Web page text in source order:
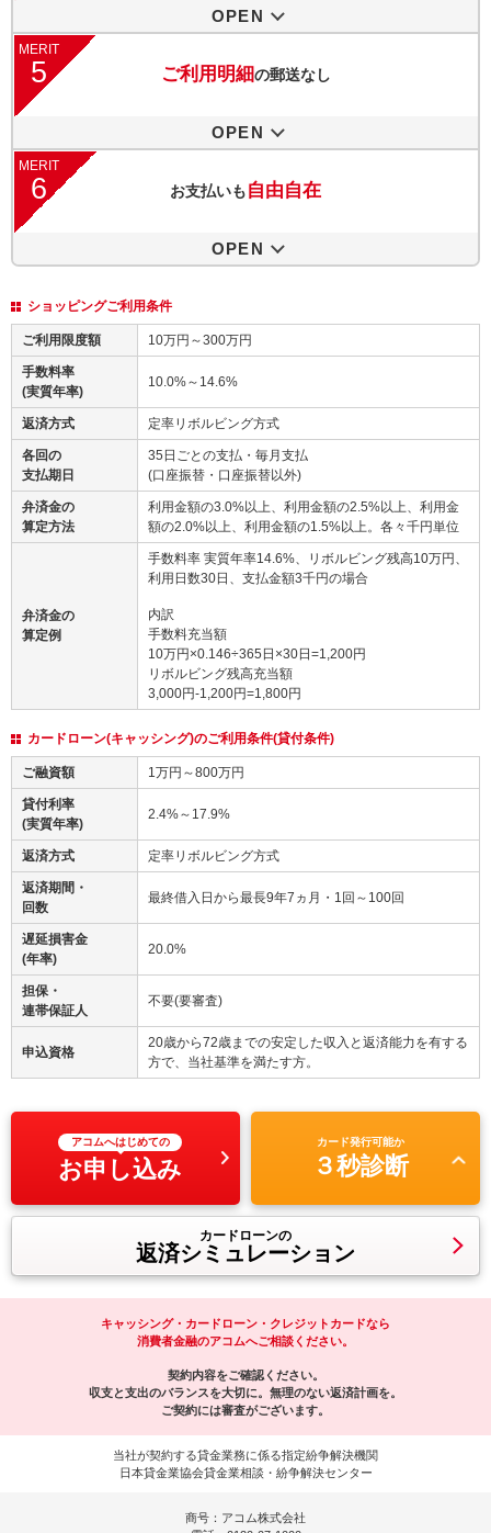
OPEN
MERIT
5 ご利用明細の郵送なし
OPEN
MERIT
6 お支払いも自由自在
OPEN
ショッピングご利用条件
ご利用限度額 10万円～300万円
手数料率
(実質年率)
10.0%～14.6%
返済方式 定率リボルビング方式
各回の
支払期日
35日ごとの支払・毎月支払
(口座振替・口座振替以外)
弁済金の
算定方法
利用金額の3.0%以上、利用金額の2.5%以上、利用金
額の2.0%以上、利用金額の1.5%以上。各々千円単位
弁済金の
算定例
手数料率 実質年率14.6%、リボルビング残高10万円、
利用日数30日、支払金額3千円の場合
内訳
手数料充当額
10万円×0.146÷365日×30日=1,200円
リボルビング残高充当額
3,000円-1,200円=1,800円
カードローン(キャッシング)のご利用条件(貸付条件)
ご融資額 1万円～800万円
貸付利率
(実質年率)
2.4%～17.9%
返済方式 定率リボルビング方式
返済期間・
回数
最終借入日から最長9年7ヵ月・1回～100回
遅延損害金
(年率)
20.0%
担保・
連帯保証人
不要(要審査)
申込資格
20歳から72歳までの安定した収入と返済能力を有する
方で、当社基準を満たす方。
アコムへはじめての
お申し込み
カード発行可能か
３秒診断
カードローンの
返済シミュレーション
キャッシング・カードローン・クレジットカードなら
消費者金融のアコムへご相談ください。
契約内容をご確認ください。
収支と支出のバランスを大切に。無理のない返済計画を。
ご契約には審査がございます。
当社が契約する貸金業務に係る指定紛争解決機関
日本貸金業協会貸金業相談・紛争解決センター
商号：アコム株式会社